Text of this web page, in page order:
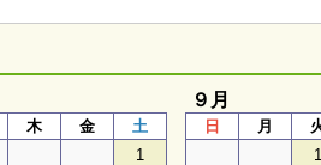
木 金
土
1
９月
日 月